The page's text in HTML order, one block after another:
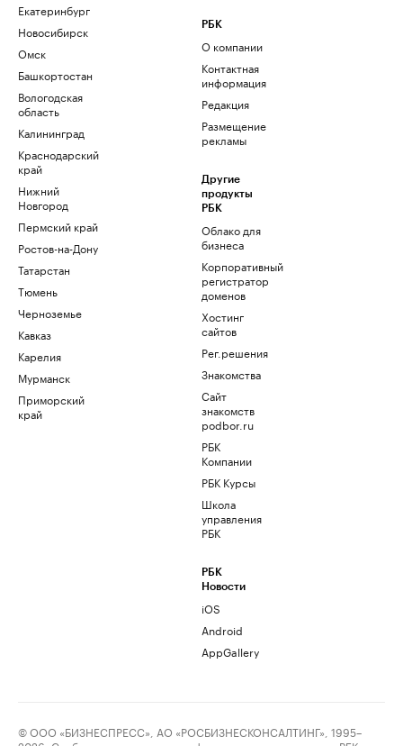
Екатеринбург
Новосибирск
Омск
Башкортостан
Вологодская
область
Калининград
Краснодарский
край
Нижний
Новгород
Пермский край
Ростов-на-Дону
Татарстан
Тюмень
Черноземье
Кавказ
Карелия
Мурманск
Приморский
край
РБК
О компании
Контактная
информация
Редакция
Размещение
рекламы
Другие
продукты
РБК
Облако для
бизнеса
Корпоративный
регистратор
доменов
Хостинг
сайтов
Рег.решения
Знакомства
Сайт
знакомств
podbor.ru
РБК
Компании
РБК Курсы
Школа
управления
РБК
РБК
Новости
iOS
Android
AppGallery
© ООО «БИЗНЕСПРЕСС», АО «РОСБИЗНЕСКОНСАЛТИНГ», 1995–